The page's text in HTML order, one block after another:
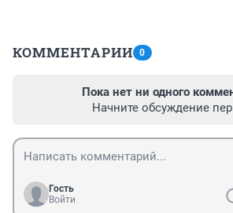
КОММЕНТАРИИ 0
Пока нет ни одного
Начните обсуждение
Гость
Войти